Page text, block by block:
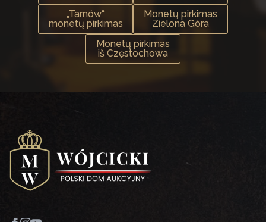
„Tarnów“
monetų pirkimas
Monetų pirkimas
Zielona Góra
Monetų pirkimas
iš Częstochowa